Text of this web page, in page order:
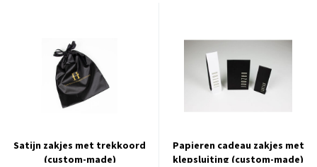
Satijn zakjes met trekkoord
(custom-made)
Papieren cadeau zakjes met
klepsluiting (custom-made)